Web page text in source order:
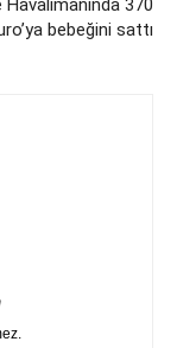
370
bebeğini sattı